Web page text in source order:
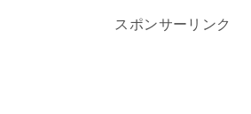
スポンサーリンク